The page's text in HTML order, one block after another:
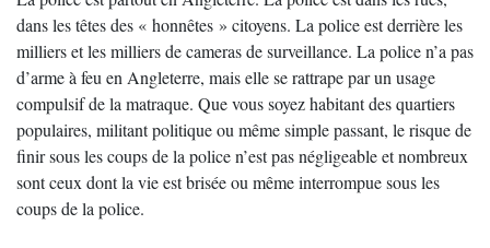
dans les têtes des « honnêtes » citoyens. La police est derrière les
milliers et les milliers de cameras de surveillance. La police n’a pas
d’arme à feu en Angleterre, mais elle se rattrape par un usage
compulsif de la matraque. Que vous soyez habitant des quartiers
populaires, militant politique ou même simple passant, le risque de
finir sous les coups de la police n’est pas négligeable et nombreux
sont ceux dont la vie est brisée ou même interrompue sous les
coups de la police.